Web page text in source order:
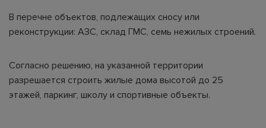
В перечне объектов, подлежащих сносу или
реконструкции: АЗС, склад ГМС, семь нежилых строений.
Согласно решению, на указанной территории
разрешается строить жилые дома высотой до 25
этажей, паркинг, школу и спортивные объекты.